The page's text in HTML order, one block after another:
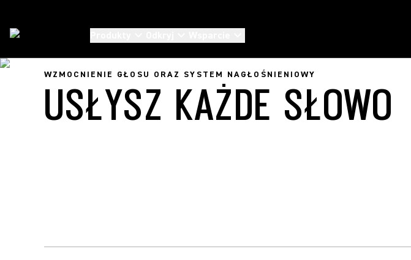
WZMOCNIENIE GŁOSU ORAZ SYSTEM NAGŁOŚNIENIOWY
USŁYSZ KAŻDE SŁOWO